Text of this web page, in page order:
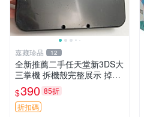
嘉藏珍品 12
全新推薦二手任天堂新3DS大
三掌機 拆機殼完整展示 掉漆
特供 編號發貨 細節圖片與視
頻皆備 可信度極高 二手珍藏
嚴選 任天堂新3DS二手 掉漆
$390 85折
折扣碼